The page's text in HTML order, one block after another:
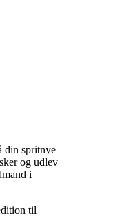
din spritnye
og udlev
i
til